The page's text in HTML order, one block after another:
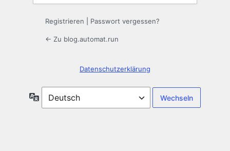
Registrieren Passwort vergessen?
← Zu blog.automat.run
Datenschutzerklärung
Sprache